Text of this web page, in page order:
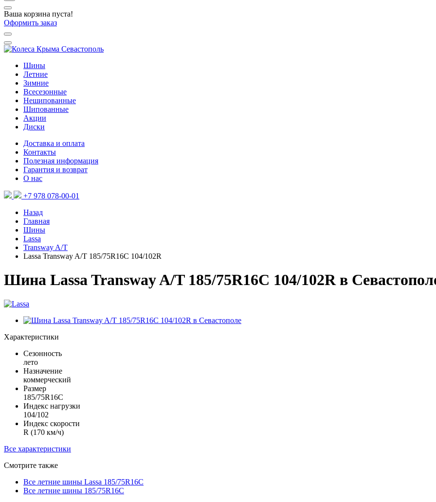
Ваша корзина пуста!
Оформить заказ
Шины
Летние
Зимние
Всесезонные
Нешипованные
Шипованные
Акции
Диски
Доставка и оплата
Контакты
Полезная информация
Гарантия и возврат
О нас
+7 978 078-00-01
Назад
Главная
Шины
Lassa
Transway A/T
Lassa Transway A/T 185/75R16C 104/102R
Шина Lassa Transway A/T 185/75R16C 104/102R в
Характеристики
Сезонность
лето
Назначение
коммерческий
Размер
185/75R16C
Индекс нагрузки
104/102
Индекс скорости
R (170 км/ч)
Все характеристики
Смотрите также
Все летние шины Lassa 185/75R16C
Все летние шины 185/75R16C